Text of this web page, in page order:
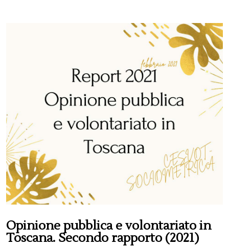
Opinione pubblica e volontariato in
Toscana. Secondo rapporto (2021)